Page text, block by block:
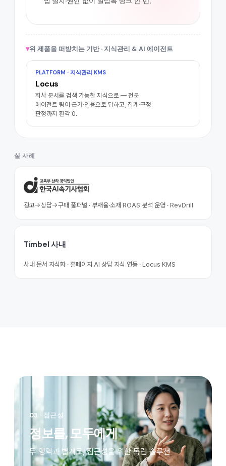
▾위 제품을 떠받치는 기반 · 지식관리 & AI 에이전트
PLATFORM · 지식관리 KMS
Locus
회사 문서를 검색 가능한 지식으로 — 전문
에이전트 팀이 근거·인용으로 답하고, 집계·규정
판정까지 환각 0.
실 사례
광고→상담→구매 풀퍼널 · 부재율·소재 ROAS 분석 운영 · RevDrill
Timbel 사내
사내 문서 지식화 · 홈페이지 AI 상담 지식 연동 · Locus KMS
03 · 접근성
정보를, 모두에게
두 영역과 별개로, 접근성을 위한 독립 솔루션